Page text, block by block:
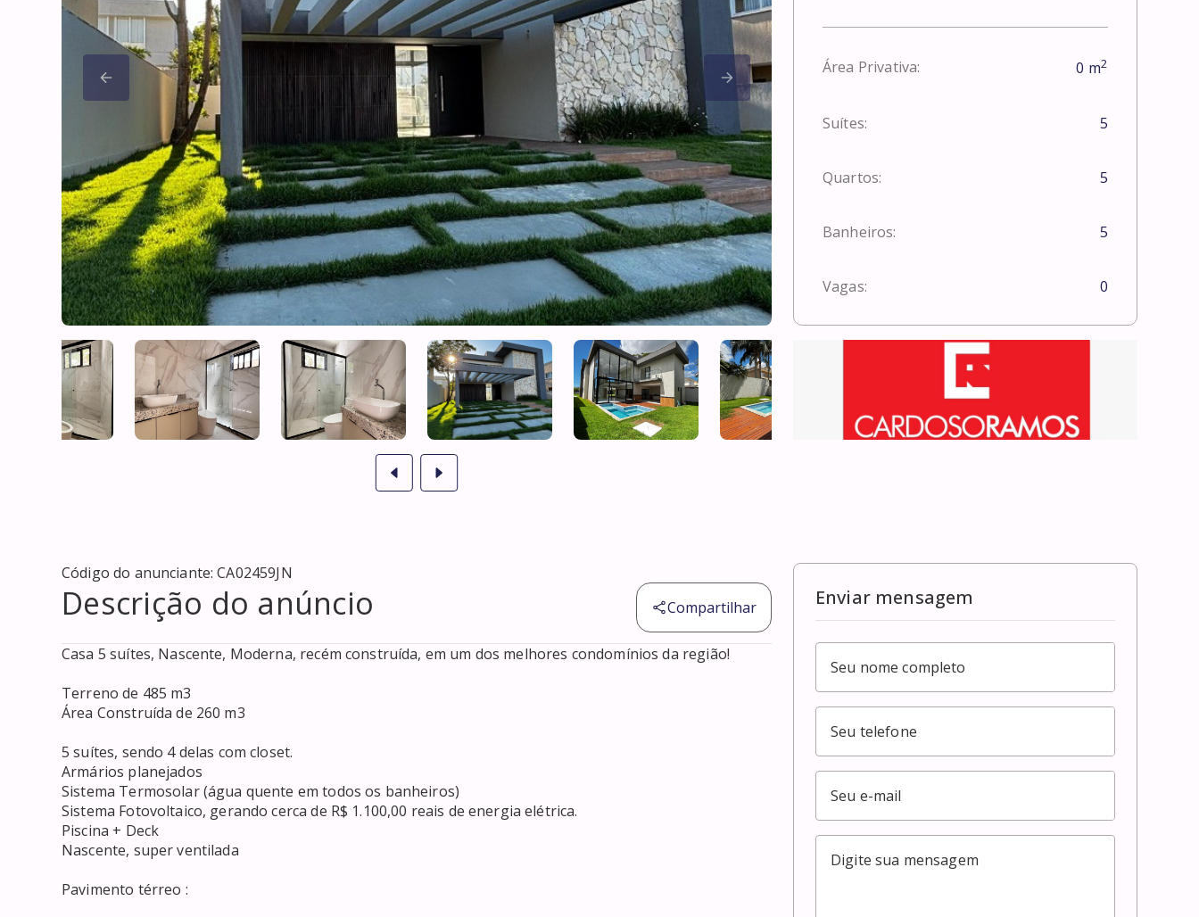
Área Privativa: 0 m2
Suítes: 5
Quartos: 5
Banheiros: 5
Vagas: 0
Código do anunciante:CA02459JN
Descrição do anúncio Compartilhar
Casa 5 suítes, Nascente, Moderna, recém construída, em um dos melhores condomínios da região!
Terreno de 485 m3
Área Construída de 260 m3
5 suítes, sendo 4 delas com closet.
Armários planejados
Sistema Termosolar (água quente em todos os banheiros)
Sistema Fotovoltaico, gerando cerca de R$ 1.100,00 reais de energia elétrica.
Piscina + Deck
Nascente, super ventilada
Pavimento térreo :
Enviar mensagem